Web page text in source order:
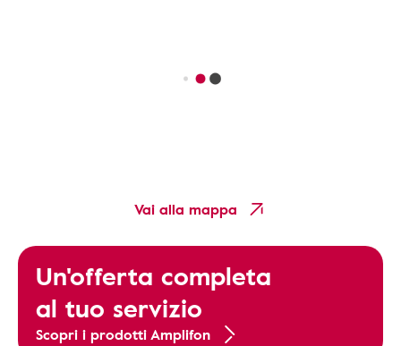
Vai alla mappa
Un'offerta completa
al tuo servizio
Scopri i prodotti Amplifon